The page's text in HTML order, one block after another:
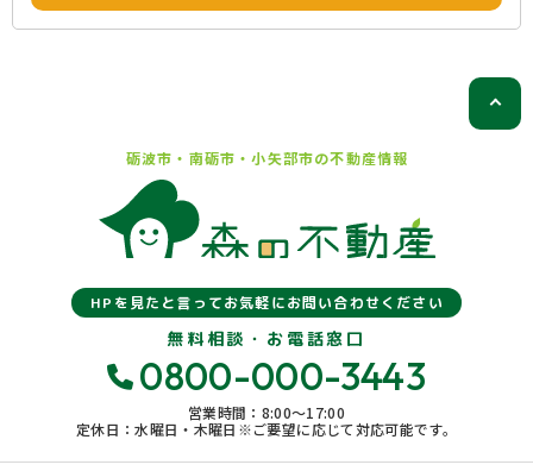
砺波市・南砺市・小矢部市の不動産情報
HPを見たと言ってお気軽にお問い合わせください
無料相談・お電話窓口
0800-000-3443
営業時間：8:00〜17:00
定休日：水曜日・木曜日※ご要望に応じて対応可能です。